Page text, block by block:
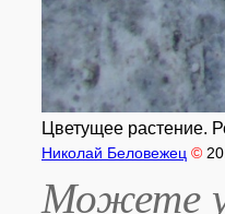
Цветущее растение.
Николай Беловежец ©
Можете